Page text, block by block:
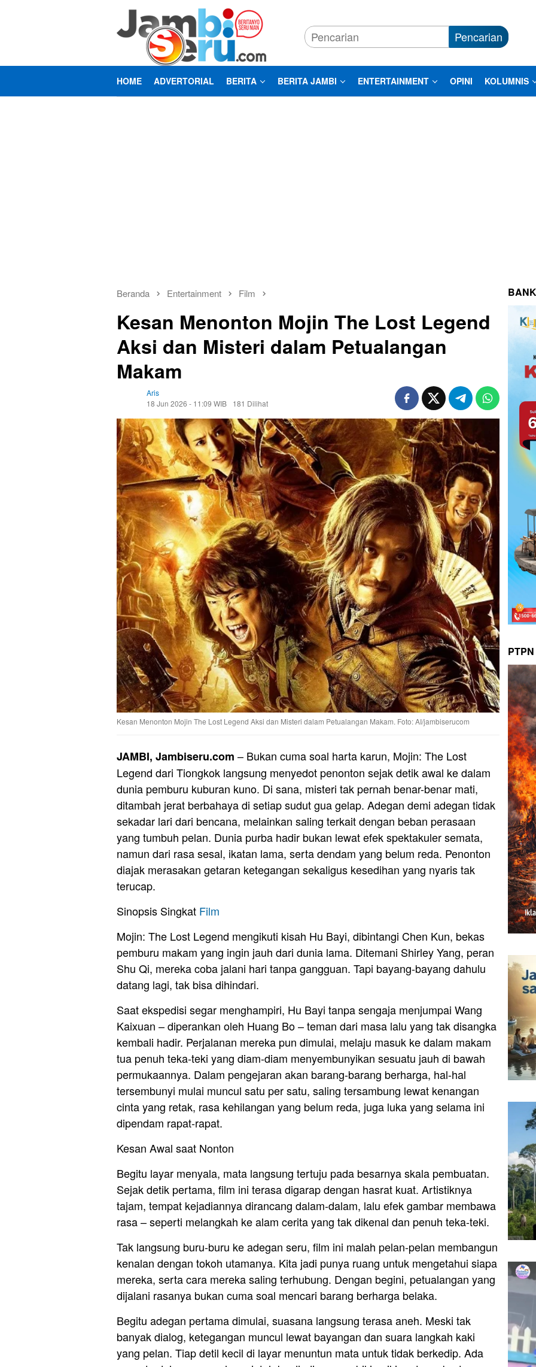
Pencarian
HOME ADVERTORIAL BERITA BERITA JAMBI ENTERTAINMENT OPINI KOLUMNIS
Beranda Entertainment Film
Kesan Menonton Mojin The Lost Legend
Aksi dan Misteri dalam Petualangan
Makam
Aris
18 Jun 2026 - 11:09 WIB
181 Dilihat
Kesan Menonton Mojin The Lost Legend Aksi dan Misteri dalam Petualangan Makam. Foto: AI/jambiserucom
JAMBI, Jambiseru.com – Bukan cuma soal harta karun, Mojin: The Lost
Legend dari Tiongkok langsung menyedot penonton sejak detik awal ke dalam
dunia pemburu kuburan kuno. Di sana, misteri tak pernah benar-benar mati,
ditambah jerat berbahaya di setiap sudut gua gelap. Adegan demi adegan tidak
sekadar lari dari bencana, melainkan saling terkait dengan beban perasaan
yang tumbuh pelan. Dunia purba hadir bukan lewat efek spektakuler semata,
namun dari rasa sesal, ikatan lama, serta dendam yang belum reda. Penonton
diajak merasakan getaran ketegangan sekaligus kesedihan yang nyaris tak
terucap.
Sinopsis Singkat Film
Mojin: The Lost Legend mengikuti kisah Hu Bayi, dibintangi Chen Kun, bekas
pemburu makam yang ingin jauh dari dunia lama. Ditemani Shirley Yang, peran
Shu Qi, mereka coba jalani hari tanpa gangguan. Tapi bayang-bayang dahulu
datang lagi, tak bisa dihindari.
Saat ekspedisi segar menghampiri, Hu Bayi tanpa sengaja menjumpai Wang
Kaixuan – diperankan oleh Huang Bo – teman dari masa lalu yang tak disangka
kembali hadir. Perjalanan mereka pun dimulai, melaju masuk ke dalam makam
tua penuh teka-teki yang diam-diam menyembunyikan sesuatu jauh di bawah
permukaannya. Dalam pengejaran akan barang-barang berharga, hal-hal
tersembunyi mulai muncul satu per satu, saling tersambung lewat kenangan
cinta yang retak, rasa kehilangan yang belum reda, juga luka yang selama ini
dipendam rapat-rapat.
Kesan Awal saat Nonton
Begitu layar menyala, mata langsung tertuju pada besarnya skala pembuatan.
Sejak detik pertama, film ini terasa digarap dengan hasrat kuat. Artistiknya
tajam, tempat kejadiannya dirancang dalam-dalam, lalu efek gambar membawa
rasa – seperti melangkah ke alam cerita yang tak dikenal dan penuh teka-teki.
Tak langsung buru-buru ke adegan seru, film ini malah pelan-pelan membangun
kenalan dengan tokoh utamanya. Kita jadi punya ruang untuk mengetahui siapa
mereka, serta cara mereka saling terhubung. Dengan begini, petualangan yang
dijalani rasanya bukan cuma soal mencari barang berharga belaka.
Begitu adegan pertama dimulai, suasana langsung terasa aneh. Meski tak
banyak dialog, ketegangan muncul lewat bayangan dan suara langkah kaki
yang pelan. Tiap detil kecil di layar menuntun mata untuk tidak berkedip. Ada